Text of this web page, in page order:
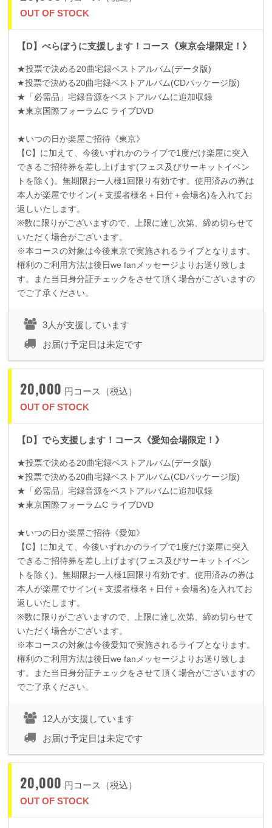
OUT OF STOCK
【D】べらぼうに支援します！コース《東京会場限定！》
★投票で決める20曲宅録ベストアルバム(データ版)
★投票で決める20曲宅録ベストアルバム(CDパッケージ版)
★「必需品」宅録音源をベストアルバムに追加収録
★東京国際フォーラムC ライブDVD
★いつの日か楽屋ご招待《東京》
【C】に加えて、今後いずれかのライブで1 度だけ楽屋に突入
できるご招待券を差し上げます(フェス及びサーキットイベン
トを除く )。無期限お一人様1 回限り有効です。使用済みの券は
本人が楽屋でサイン(＋支援者様名＋日付＋会場名)を入れてお
返しいたします。
※数に限りがございますので、上限に達し次第、締め切らせて
いただく場合がございます。
※本コースの対象は今後東京で実施されるライブとなります。
権利のご利用方法は後日we fanメッセージよりお送り致しま
す。また当日身分証チェックをさせて頂く場合がございますの
でご了承ください。
3人が支援しています
お届け予定日は未定です
20,000 円コース（税込）
OUT OF STOCK
【D】でら支援します！コース《愛知会場限定！》
★投票で決める20曲宅録ベストアルバム(データ版)
★投票で決める20曲宅録ベストアルバム(CDパッケージ版)
★「必需品」宅録音源をベストアルバムに追加収録
★東京国際フォーラムC ライブDVD
★いつの日か楽屋ご招待《愛知》
【C】に加えて、今後いずれかのライブで1 度だけ楽屋に突入
できるご招待券を差し上げます(フェス及びサーキットイベン
トを除く )。無期限お一人様1 回限り有効です。使用済みの券は
本人が楽屋でサイン(＋支援者様名＋日付＋会場名)を入れてお
返しいたします。
※数に限りがございますので、上限に達し次第、締め切らせて
いただく場合がございます。
※本コースの対象は今後愛知で実施されるライブとなります。
権利のご利用方法は後日we fanメッセージよりお送り致しま
す。また当日身分証チェックをさせて頂く場合がございますの
でご了承ください。
12人が支援しています
お届け予定日は未定です
20,000 円コース（税込）
OUT OF STOCK